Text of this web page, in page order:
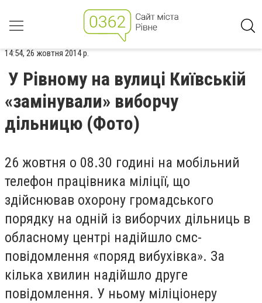
14:54, 26 жовтня 2014 р.
У Рівному на вулиці Київській
«замінували» виборчу
дільницю (Фото)
26 жовтня о 08.30 годині на мобільний
телефон працівника міліції, що
здійснював охорону громадського
порядку на одній із виборчих дільниць в
обласному центрі надійшло смс-
повідомлення «поряд вибухівка». За
кілька хвилин надійшло друге
повідомлення. У ньому міліціонеру